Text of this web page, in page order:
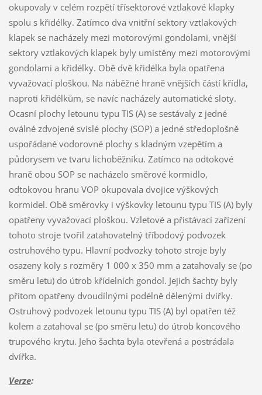
okupovaly v celém rozpětí třísektorové vztlakové klapky
spolu s křidélky. Zatímco dva vnitřní sektory vztlakových
klapek se nacházely mezi motorovými gondolami, vnější
sektory vztlakových klapek byly umístěny mezi motorovými
gondolami a křidélky. Obě dvě křidélka byla opatřena
vyvažovací ploškou. Na náběžné hraně vnějších částí křídla,
naproti křidélkům, se navíc nacházely automatické sloty.
Ocasní plochy letounu typu TIS (A) se sestávaly z jedné
oválné zdvojené svislé plochy (SOP) a jedné středoplošně
uspořádané vodorovné plochy s kladným vzepětím a
půdorysem ve tvaru lichoběžníku. Zatímco na odtokové
hraně obou SOP se nacházelo směrové kormidlo,
odtokovou hranu VOP okupovala dvojice výškových
kormidel. Obě směrovky i výškovky letounu typu TIS (A) byly
opatřeny vyvažovací ploškou. Vzletové a přistávací zařízení
tohoto stroje tvořil zatahovatelný tříbodový podvozek
ostruhového typu. Hlavní podvozky tohoto stroje byly
osazeny koly s rozměry 1 000 x 350 mm a zatahovaly se (po
směru letu) do útrob křídelních gondol. Jejich šachty byly
přitom opatřeny dvoudílnými podélně dělenými dvířky.
Ostruhový podvozek letounu typu TIS (A) byl opatřen též
kolem a zatahoval se (po směru letu) do útrob koncového
trupového krytu. Jeho šachta byla otevřená a postrádala
dvířka.
Verze: